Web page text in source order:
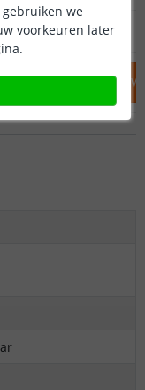
OP VOORRAAD
IN
we
voorkeuren later